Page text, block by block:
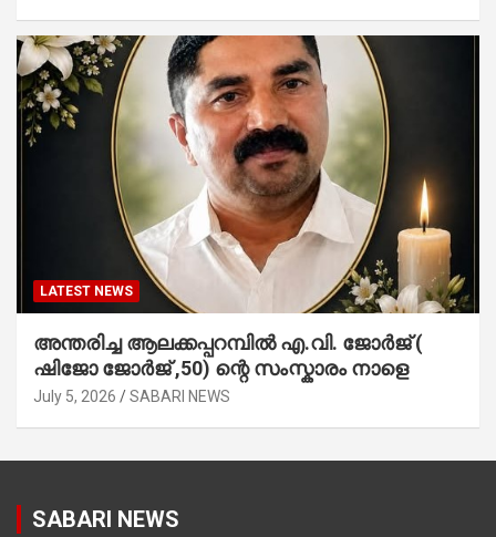
LATEST NEWS
അന്തരിച്ച ആ​ല​ക്ക​പ്പ​റമ്പിൽ​ എ.​വി. ജോ​ർ​ജ് (
ഷിജോ ജോർജ് ,50) ന്റെ സംസ്കാരം നാളെ
July 5, 2026 SABARI NEWS
SABARI NEWS